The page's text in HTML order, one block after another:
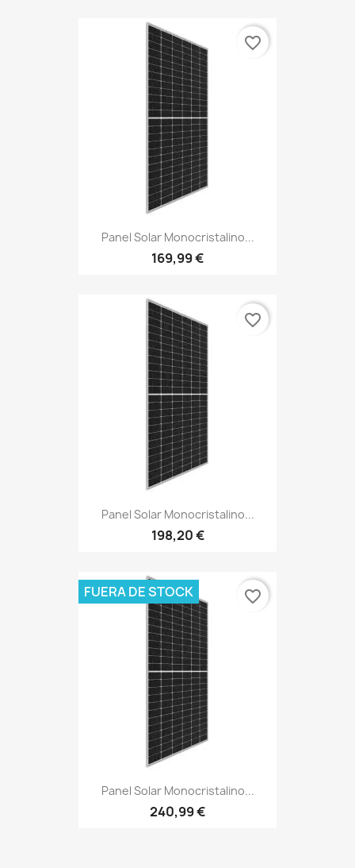
Panel Solar Monocristalino...
169,99 €
favorite_border
Panel Solar Monocristalino...
198,20 €
favorite_border
Panel Solar Monocristalino...
240,99 €
FUERA DE STOCK favorite_border